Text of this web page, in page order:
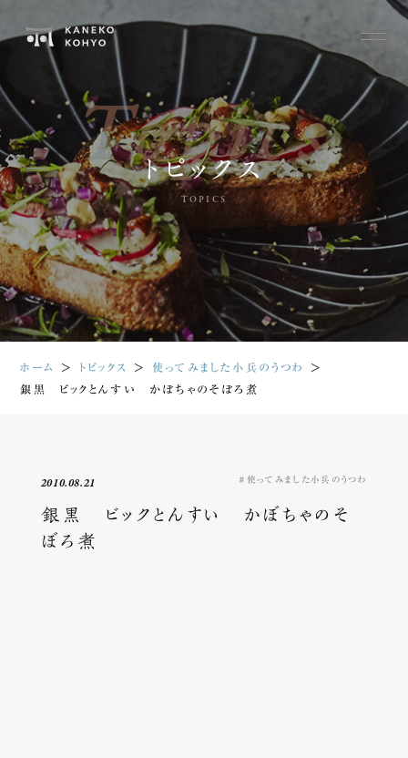
Topics
トピックス
TOPICS
ホーム ＞ トピックス ＞ 使ってみました小兵のうつわ
＞
銀黒 ビックとんすい かぼちゃのそぼろ煮
2010.08.21 使ってみました小兵のうつわ
銀黒 ビックとんすい かぼちゃのそ
ぼろ煮